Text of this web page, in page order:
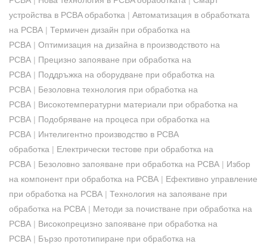
устройства в PCBA обработка | Автоматизация в обработката
на PCBA | Термичен дизайн при обработка на
PCBA | Оптимизация на дизайна в производството на
PCBA | Прецизно запояване при обработка на
PCBA | Поддръжка на оборудване при обработка на
PCBA | Безоловна технология при обработка на
PCBA | Високотемпературни материали при обработка на
PCBA | Подобряване на процеса при обработка на
PCBA | Интелигентно производство в PCBA
обработка | Електрически тестове при обработка на
PCBA | Безоловно запояване при обработка на PCBA | Избор
на компонент при обработка на PCBA | Ефективно управление
при обработка на PCBA | Технология на запояване при
обработка на PCBA | Методи за почистване при обработка на
PCBA | Високопрецизно запояване при обработка на
PCBA | Бързо прототипиране при обработка на